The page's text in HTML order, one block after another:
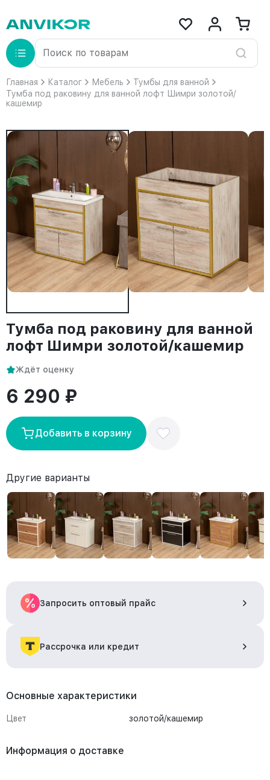
Главная Каталог Мебель
Тумбы для ванной
Тумба под раковину для ванной лофт Шимри золотой/
кашемир
Тумба под раковину для ванной
лофт Шимри золотой/кашемир
Ждёт оценку
6 290 ₽
Добавить в корзину
Другие варианты
Запросить оптовый прайс
Рассрочка или кредит
Основные характеристики
Цвет золотой/кашемир
Информация о доставке